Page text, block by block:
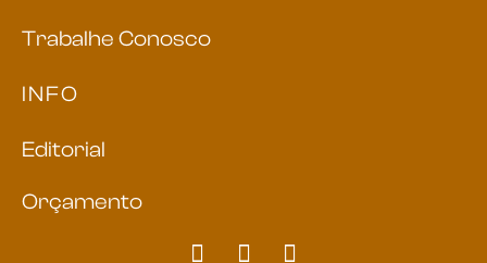
Trabalhe Conosco
INFO
Editorial
Orçamento